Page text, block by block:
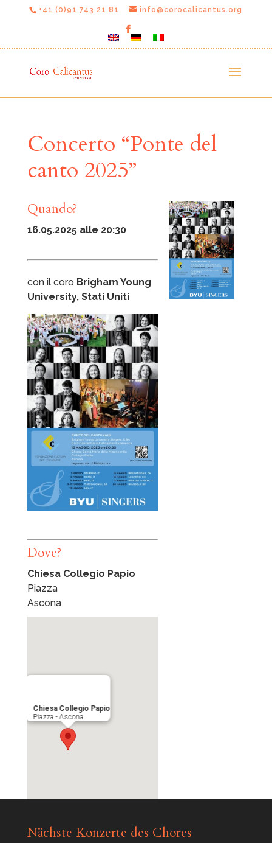
+41 (0)91 743 21 81 info@corocalicantus.org
Concerto “Ponte del
canto 2025”
Quando?
16.05.2025 alle 20:30
con il coro Brigham Young
University, Stati Uniti
Dove?
Chiesa Collegio Papio
Piazza
Ascona
Chiesa Collegio Papio
Piazza - Ascona
Nächste Konzerte des Chores